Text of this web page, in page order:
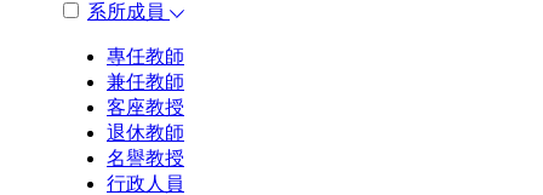
系所成員
專任教師
兼任教師
客座教授
退休教師
名譽教授
行政人員